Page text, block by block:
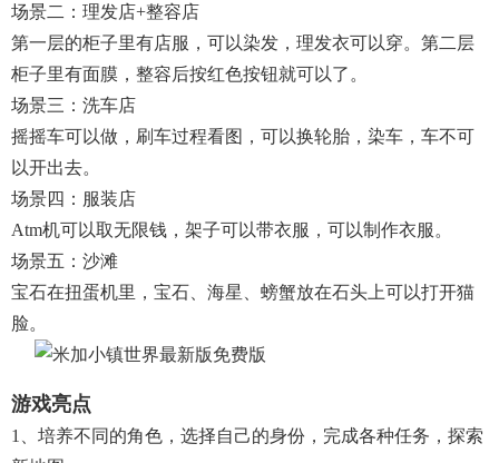
场景二：理发店+整容店
第一层的柜子里有店服，可以染发，理发衣可以穿。第二层
柜子里有面膜，整容后按红色按钮就可以了。
场景三：洗车店
摇摇车可以做，刷车过程看图，可以换轮胎，染车，车不可
以开出去。
场景四：服装店
Atm机可以取无限钱，架子可以带衣服，可以制作衣服。
场景五：沙滩
宝石在扭蛋机里，宝石、海星、螃蟹放在石头上可以打开猫
脸。
游戏亮点
1、培养不同的角色，选择自己的身份，完成各种任务，探索